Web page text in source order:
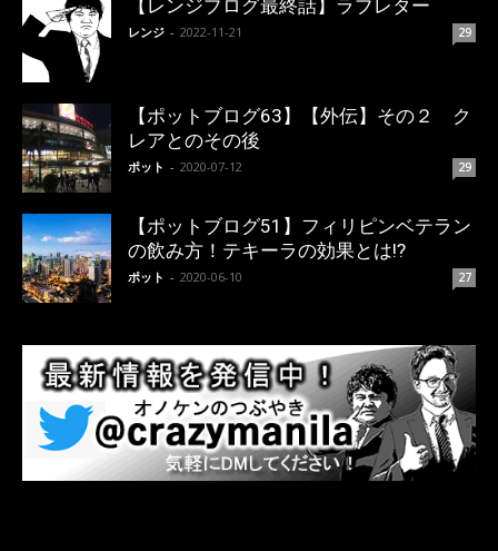
【レンジブログ最終話】ラブレター
レンジ - 2022-11-21 29
【ポットブログ63】【外伝】その２ ク
レアとのその後
ポット - 2020-07-12 29
【ポットブログ51】フィリピンベテラン
の飲み方！テキーラの効果とは!?
ポット - 2020-06-10 27